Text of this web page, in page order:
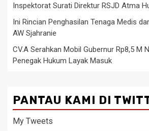
Inspektorat Surati Direktur RSJD Atma
Ini Rincian Penghasilan Tenaga Medis
AW Sjahranie
CV.A Serahkan Mobil Gubernur Rp8,5 M
Penegak Hukum Layak Masuk
PANTAU KAMI DI
My Tweets